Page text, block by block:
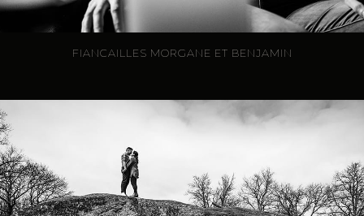
FIANCAILLES MORGANE ET BENJAMIN